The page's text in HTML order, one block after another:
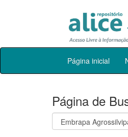
Skip
Página inicial
Página de